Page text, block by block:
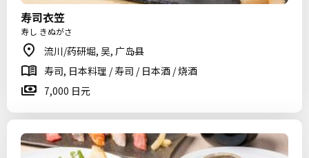
寿司衣笠
寿し きぬがさ
流川/药研堀, 吴, 广岛县
寿司, 日本料理 / 寿司 / 日本酒 / 烧酒
7,000 日元